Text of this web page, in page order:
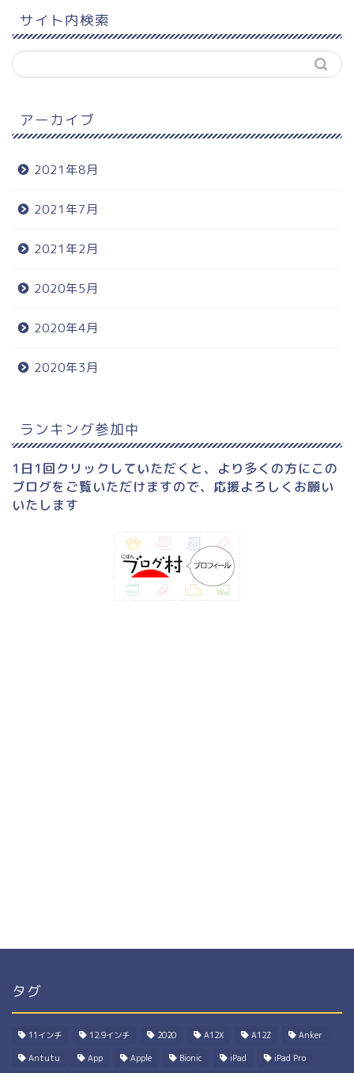
サイト内検索
アーカイブ
2021年8月
2021年7月
2021年2月
2020年5月
2020年4月
2020年3月
ランキング参加中
1日1回クリックしていただくと、より多くの方にこの
ブログをご覧いただけますので、応援よろしくお願い
いたします
タグ
11インチ 12.9インチ 2020 A12X A12Z Anker
Antutu App Apple Bionic iPad iPad Pro